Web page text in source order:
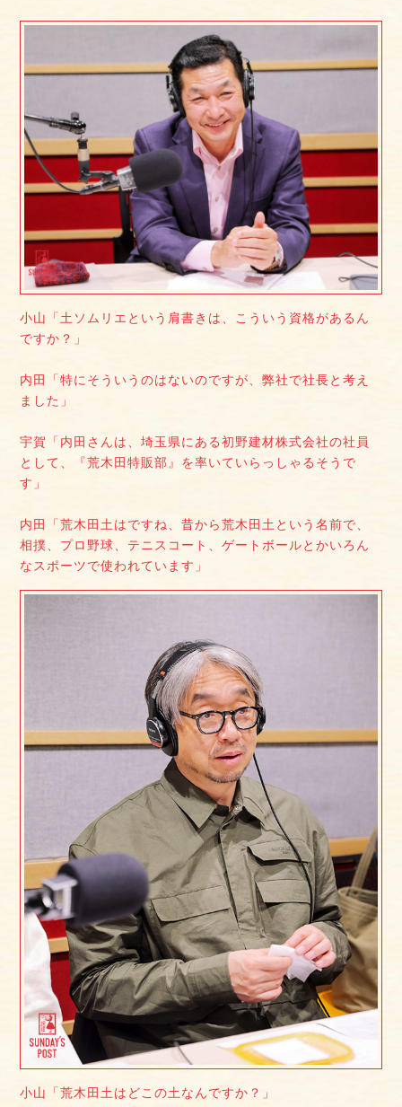
小山「土ソムリエという肩書きは、こういう資格があるん
ですか？」
内田「特にそういうのはないのですが、弊社で社長と考え
ました」
宇賀「内田さんは、埼玉県にある初野建材株式会社の社員
として、『荒木田特販部』を率いていらっしゃるそうで
す」
内田「荒木田土はですね、昔から荒木田土という名前で、
相撲、プロ野球、テニスコート、ゲートボールとかいろん
なスポーツで使われています」
小山「荒木田土はどこの土なんですか？」